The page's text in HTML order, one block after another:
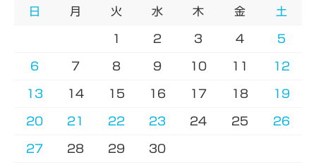
日 月 火 水 木 金 土
1 2 3 4 5
6 7 8 9 10 11 12
13 14 15 16 17 18 19
20 21 22 23 24 25 26
27 28 29 30